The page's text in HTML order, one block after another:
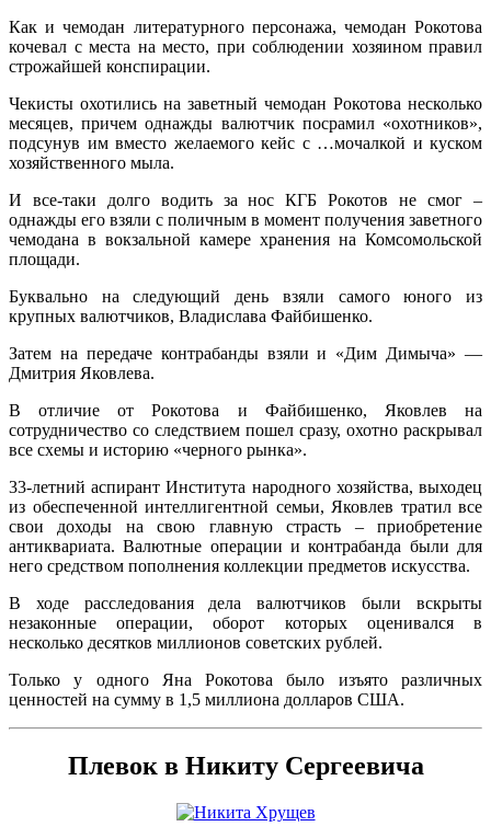
Как и чемодан литературного персонажа, чемодан Рокотова
кочевал с места на место, при соблюдении хозяином правил
строжайшей конспирации.
Чекисты охотились на заветный чемодан Рокотова несколько
месяцев, причем однажды валютчик посрамил «охотников»,
подсунув им вместо желаемого кейс с …мочалкой и куском
хозяйственного мыла.
И все-таки долго водить за нос КГБ Рокотов не смог –
однажды его взяли с поличным в момент получения заветного
чемодана в вокзальной камере хранения на Комсомольской
площади.
Буквально на следующий день взяли самого юного из
крупных валютчиков, Владислава Файбишенко.
Затем на передаче контрабанды взяли и «Дим Димыча» —
Дмитрия Яковлева.
В отличие от Рокотова и Файбишенко, Яковлев на
сотрудничество со следствием пошел сразу, охотно раскрывал
все схемы и историю «черного рынка».
33-летний аспирант Института народного хозяйства, выходец
из обеспеченной интеллигентной семьи, Яковлев тратил все
свои доходы на свою главную страсть – приобретение
антиквариата. Валютные операции и контрабанда были для
него средством пополнения коллекции предметов искусства.
В ходе расследования дела валютчиков были вскрыты
незаконные операции, оборот которых оценивался в
несколько десятков миллионов советских рублей.
Только у одного Яна Рокотова было изъято различных
ценностей на сумму в 1,5 миллиона долларов США.
Плевок в Никиту Сергеевича